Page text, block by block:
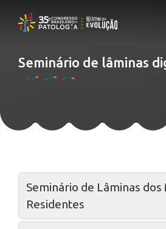
Seminário de lâminas
Seminário de Lâminas dos
Residentes